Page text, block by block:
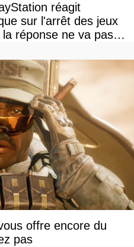
réagit
sur l'arrêt des jeux
réponse ne va pas
offre encore du
pas